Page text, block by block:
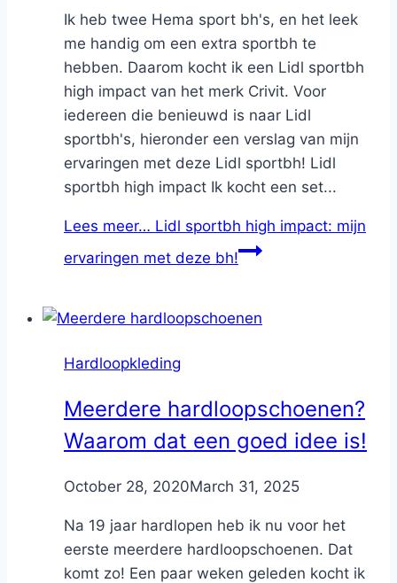
Ik heb twee Hema sport bh's, en het leek
me handig om een extra sportbh te
hebben. Daarom kocht ik een Lidl sportbh
high impact van het merk Crivit. Voor
iedereen die benieuwd is naar Lidl
sportbh's, hieronder een verslag van mijn
ervaringen met deze Lidl sportbh! Lidl
sportbh high impact Ik kocht een set...
Lees meer… Lidl sportbh high impact: mijn
ervaringen met deze bh!
Hardloopkleding
Meerdere hardloopschoenen?
Waarom dat een goed idee is!
ByNicole
October 28, 2020March 31, 2025
Na 19 jaar hardlopen heb ik nu voor het
eerste meerdere hardloopschoenen. Dat
komt zo! Een paar weken geleden kocht ik